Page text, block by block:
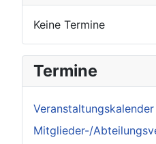
Keine Termine
Termine
Veranstaltungskalender
Mitglieder-/